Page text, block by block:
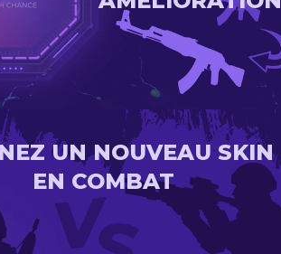
UN NOUVEAU SKIN
EN COMBAT